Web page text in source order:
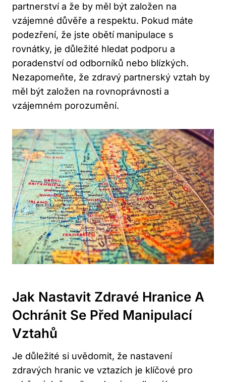
partnerství a že by měl být založen na
vzájemné důvěře a respektu. Pokud máte
podezření, že jste obětí manipulace s
rovnátky, je důležité hledat podporu a
poradenství od odborníků nebo blízkých.
Nezapomeňte, že zdravý partnerský vztah by
měl být založen na rovnoprávnosti a
vzájemném porozumění.
Jak Nastavit Zdravé Hranice A
Ochránit Se Před Manipulací
Vztahů
Je důležité si uvědomit, že nastavení
zdravých hranic ve vztazích je klíčové pro